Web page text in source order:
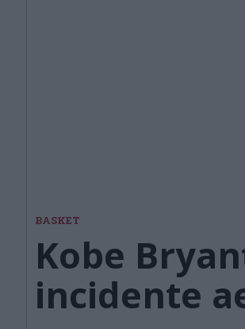
BASKET
Kobe
incidente